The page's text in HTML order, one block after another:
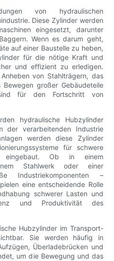
von hydraulischen
Diese Zylinder werden
eingesetzt, darunter
Wenn es darum geht,
auf einer Baustelle zu heben,
für die nötige Kraft und
und effizient zu erledigen.
von Stahlträgern, das
großer Gebäudeteile
für den Fortschritt von
hydraulische Hubzylinder
der verarbeitenden Industrie
werden diese Zylinder
für schwere
eingebaut. Ob in einem
Stahlwerk oder einer
Industriekomponenten –
eine entscheidende Rolle
schwerer Lasten und
und Produktivität des
Hubzylinder im Transport-
Sie werden häufig in
Überladebrücken und
um die Bewegung und das